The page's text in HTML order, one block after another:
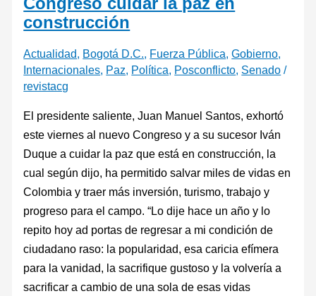
construcción
Actualidad, Bogotá D.C., Fuerza Pública,Gobierno,
Internacionales, Paz, Política, Posconflicto, Senado /
revistacg
El presidente saliente, Juan Manuel Santos, exhortó
este viernes al nuevo Congreso y a su sucesor Iván
Duque a cuidar la paz que está en construcción, la
cual según dijo, ha permitido salvar miles de vidas en
Colombia y traer más inversión, turismo, trabajo y
progreso para el campo. “Lo dije hace un año y lo
repito hoy ad portas de regresar a mi condición de
ciudadano raso: la popularidad, esa caricia efímera
para la vanidad, la sacrifique gustoso y la volvería a
sacrificar a cambio de una sola de esas vidas